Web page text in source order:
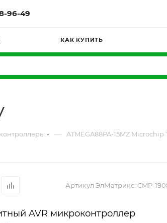
96-49
КАК КУПИТЬ
— ATMEGA88PA-15MZ
Артикул ЭлМатрикс: CMP-
AVR микроконтроллер